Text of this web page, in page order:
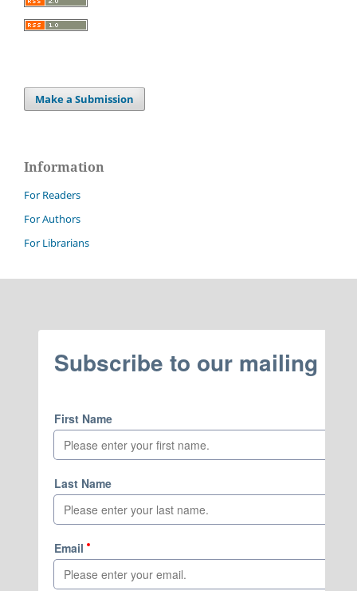
Make a Submission
Information
For Readers
For Authors
For Librarians